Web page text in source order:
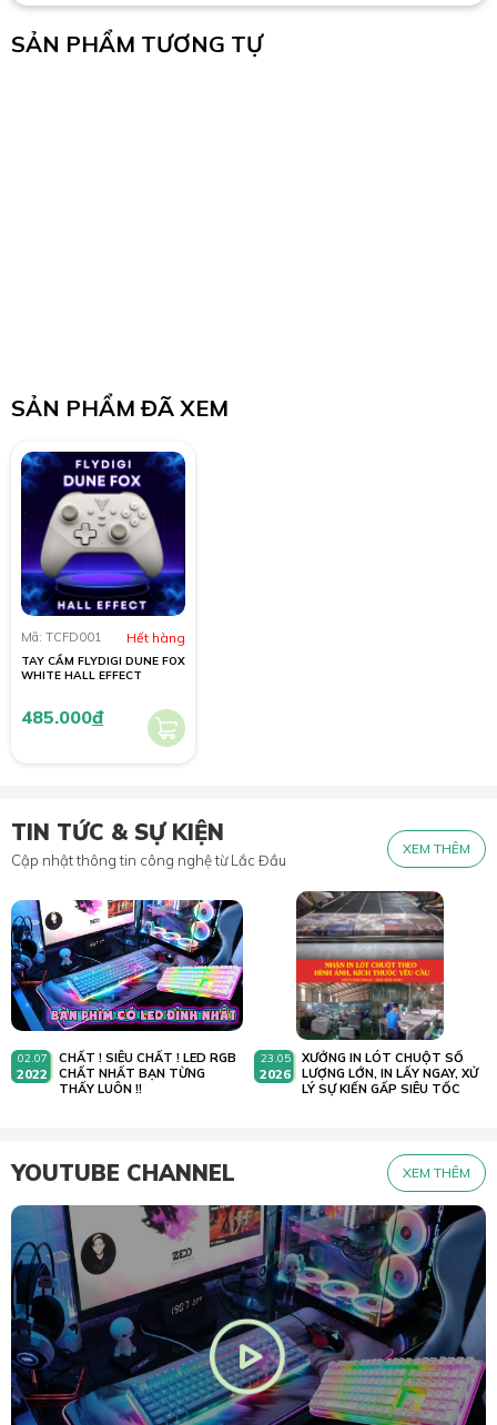
SẢN PHẨM TƯƠNG TỰ
SẢN PHẨM ĐÃ XEM
Mã: TCFD001 Hết hàng
TAY CẦM FLYDIGI DUNE FOX
WHITE HALL EFFECT
485.000đ
TIN TỨC & SỰ KIỆN
Cập nhật thông tin công nghệ từ Lắc Đầu
XEM THÊM
02.07
2022
CHẤT ! SIÊU CHẤT ! LED RGB
CHẤT NHẤT BẠN TỪNG
THẤY LUÔN !!
23.05
2026
XƯỞNG IN LÓT CHUỘT SỐ
LƯỢNG LỚN, IN LẤY NGAY, XỬ
LÝ SỰ KIẾN GẤP SIÊU TỐC
YOUTUBE CHANNEL XEM THÊM